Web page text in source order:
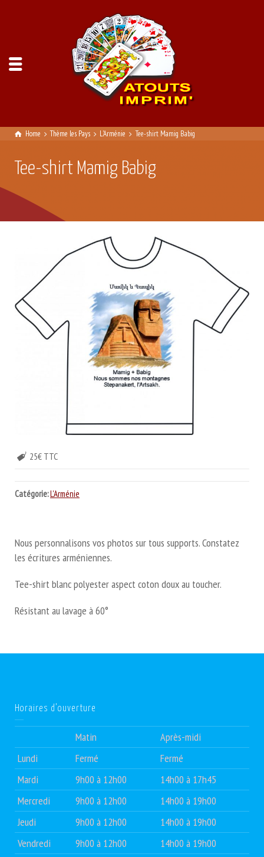
Home Thème les Pays L'Arménie Tee-shirt Mamig Babig
Tee-shirt Mamig Babig
25€ TTC
Catégorie:L'Arménie
Nous personnalisons vos photos sur tous supports. Constatez
les écritures arméniennes.
Tee-shirt blanc polyester aspect coton doux au toucher.
Résistant au lavage à 60°
Horaires d’ouverture
Matin
Après-midi
Lundi
Fermé
Fermé
Mardi
9h00 à 12h00
14h00 à 17h45
Mercredi
9h00 à 12h00
14h00 à 19h00
Jeudi
9h00 à 12h00
14h00 à 19h00
Vendredi
9h00 à 12h00
14h00 à 19h00